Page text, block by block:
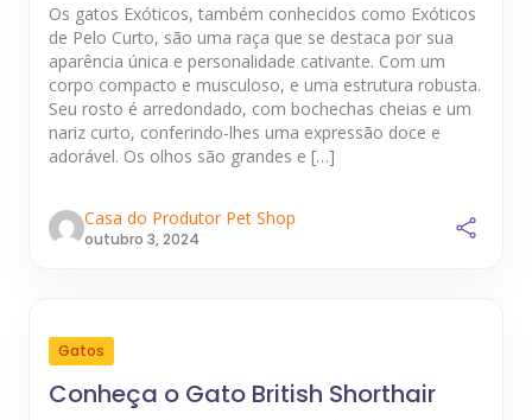
Os gatos Exóticos, também conhecidos como Exóticos
de Pelo Curto, são uma raça que se destaca por sua
aparência única e personalidade cativante. Com um
corpo compacto e musculoso, e uma estrutura robusta.
Seu rosto é arredondado, com bochechas cheias e um
nariz curto, conferindo-lhes uma expressão doce e
adorável. Os olhos são grandes e […]
Casa do Produtor Pet Shop
outubro 3, 2024
Gatos
Conheça o Gato British Shorthair